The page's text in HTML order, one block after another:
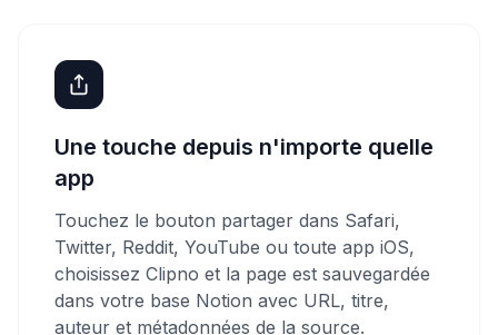
Une touche depuis n'importe quelle
app
Touchez le bouton partager dans Safari,
Twitter, Reddit, YouTube ou toute app iOS,
choisissez Clipno et la page est sauvegardée
dans votre base Notion avec URL, titre,
auteur et métadonnées de la source.